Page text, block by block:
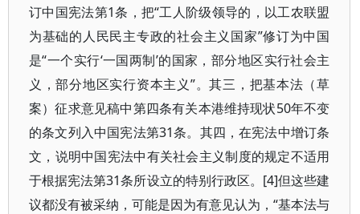
订中国宪法第1条，把“工人阶级领导的，以工农联盟
为基础的人民民主专政的社会主义国家”修订为中国
是“一个实行‘一国两制’的国家，部分地区实行社会主
义，部分地区实行资本主义”。其三，把基本法（草
案）征求意见稿中第四条有关本港维持现状50年不变
的条文列入中国宪法第31条。其四，在宪法中增订条
文，说明中国宪法中有关社会主义制度的规定不适用
于根据宪法第31条所设立的特别行政区。[4]但这些建
议都没有被采纳，可能是因为有意见认为，“基本法与